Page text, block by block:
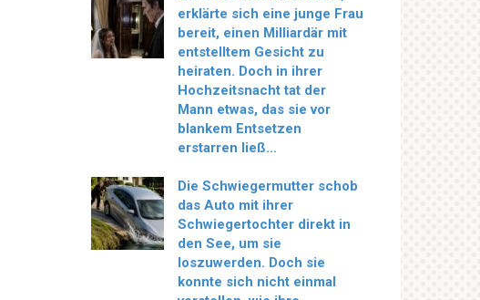
erklärte sich eine junge Frau
bereit, einen Milliardär mit
entstelltem Gesicht zu
heiraten. Doch in ihrer
Hochzeitsnacht tat der
Mann etwas, das sie vor
blankem Entsetzen
erstarren ließ…
Die Schwiegermutter schob
das Auto mit ihrer
Schwiegertochter direkt in
den See, um sie
loszuwerden. Doch sie
konnte sich nicht einmal